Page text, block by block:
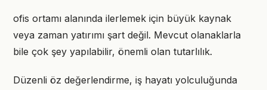
ofis ortamı alanında ilerlemek için büyük kaynak
veya zaman yatırımı şart değil. Mevcut olanaklarla
bile çok şey yapılabilir, önemli olan tutarlılık.
Düzenli öz değerlendirme, iş hayatı yolculuğunda